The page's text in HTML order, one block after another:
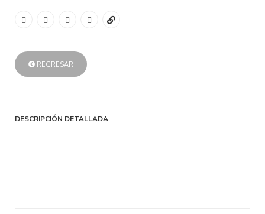
REGRESAR
DESCRIPCIÓN DETALLADA